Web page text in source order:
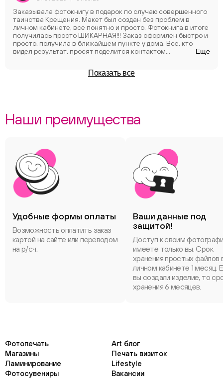
Заказывала фотокнигу в подарок по случаю совершенного
таинства Крещения. Макет был создан без проблем в
личном кабинете, все понятно и просто. Фотокнига в итоге
получилась просто ШИКАРНАЯ!!! Заказ оформлен быстро и
просто, получила в ближайшем пункте у дома. Все, кто
видел результат, просят поделится контактом
теперь думаю над следующим макетом. Спасибо за срок
Еще
Показать все
Наши преимущества
Удобные формы оплаты
Возможность оплатить заказ
картой на сайте или переводом
на р/сч.
Ваши данные под
защитой!
Доступ к своим
имеете только вы. Срок
хранения простых файлов
личном кабинете 1 месяц.
вы создали изделие, то
хранения 6 месяцев.
Фотопечать
Art блог
Магазины
Печать визиток
Ламинирование
Lifestyle
Фотосувениры
Вакансии